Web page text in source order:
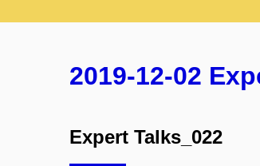
2019-12-02
Expert Talks_022